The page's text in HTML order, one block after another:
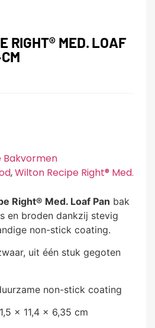
RIGHT® MED. LOAF
Bakvormen
,Wilton Recipe Right® Med.
Right® Med. Loaf Pan bak
en broden dankzij stevig
non-stick coating.
uit één stuk gegoten
non-stick coating
x 11,4 x 6,35 cm